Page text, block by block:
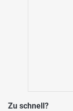
Zu schnell?